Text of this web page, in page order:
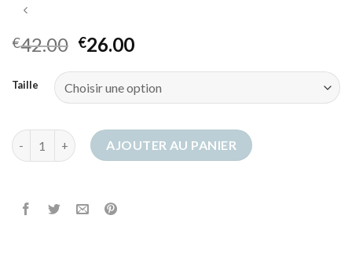
€42.00 €26.00
Taille
quantité de pantoufle femme confort scholl
AJOUTER AU PANIER